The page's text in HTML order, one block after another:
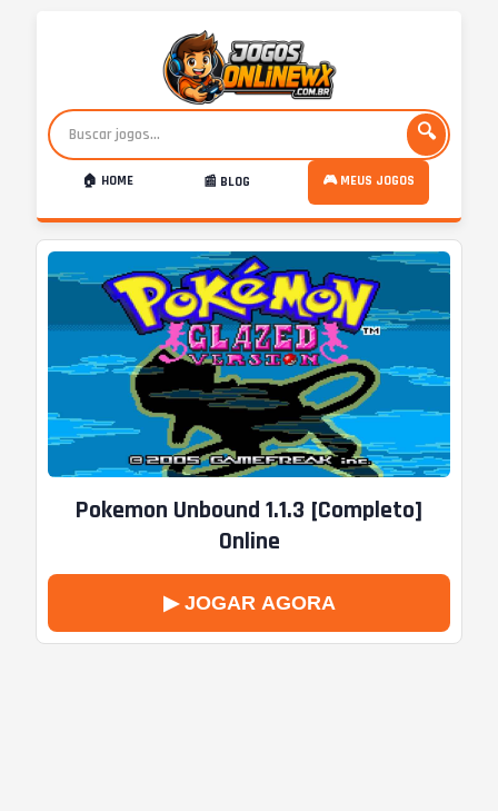
🔍
🏠 HOME 📰 BLOG 🎮 MEUS JOGOS
Pokemon Unbound 1.1.3 [Completo]
Online
▶ JOGAR AGORA